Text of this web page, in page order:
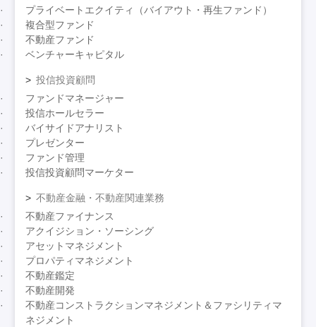
プライベートエクイティ（バイアウト・再生ファンド）
複合型ファンド
不動産ファンド
ベンチャーキャピタル
投信投資顧問
ファンドマネージャー
投信ホールセラー
バイサイドアナリスト
プレゼンター
ファンド管理
投信投資顧問マーケター
不動産金融・不動産関連業務
不動産ファイナンス
アクイジション・ソーシング
アセットマネジメント
プロパティマネジメント
不動産鑑定
不動産開発
不動産コンストラクションマネジメント＆ファシリティマ
ネジメント